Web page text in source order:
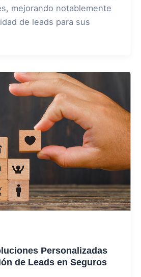
mejorando notablemente
de leads para sus
Personalizadas
de Leads en Seguros